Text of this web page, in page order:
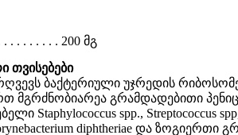
. . . . . . . 200 მგ
თვისებები
ბაქტერიული უჯრედის
მგრძნობიარეა გრამდადებითი
Staphylococcus spp., Streptococcus
diphtheriae და ზოგიერთი